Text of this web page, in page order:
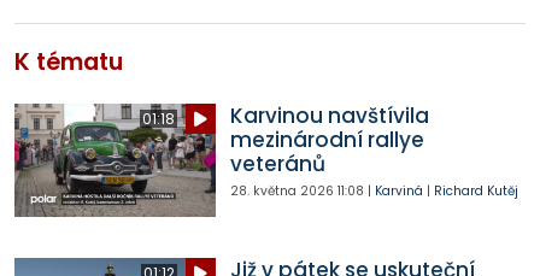
K tématu
01:18
Karvinou navštívila
mezinárodní rallye
veteránů
28. května 2026 11:08 | Karviná | Richard Kutěj